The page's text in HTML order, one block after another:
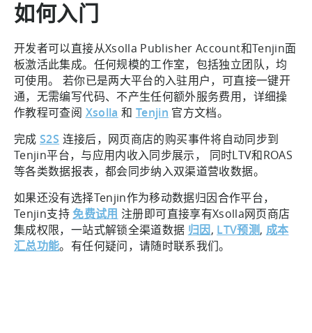
如何入门
开发者可以直接从Xsolla Publisher Account和Tenjin面
板激活此集成。任何规模的工作室，包括独立团队，均
可使用。 若你已是两大平台的入驻用户，可直接一键开
通，无需编写代码、不产生任何额外服务费用，详细操
作教程可查阅 Xsolla 和 Tenjin 官方文档。
完成S2S 连接后，网页商店的购买事件将自动同步到
Tenjin平台，与应用内收入同步展示，
同时LTV和ROAS
等各类数据报表，都会同步纳入双渠道营收数据。
如果还没有选择Tenjin作为移动数据归因合作平台，
Tenjin支持免费试用 注册即可直接享有Xsolla网页商店
集成权限，一站式解锁全渠道数据 归因, LTV预测, 成本
汇总功能。有任何疑问，请随时联系我们。